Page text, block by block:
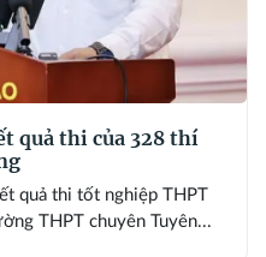
quả thi của 328 thí
quả thi tốt nghiệp THPT
THPT chuyên Tuyên...